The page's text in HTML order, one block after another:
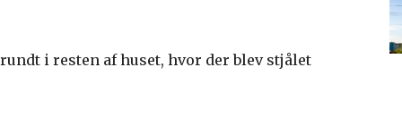
i resten af huset, hvor der blev stjålet